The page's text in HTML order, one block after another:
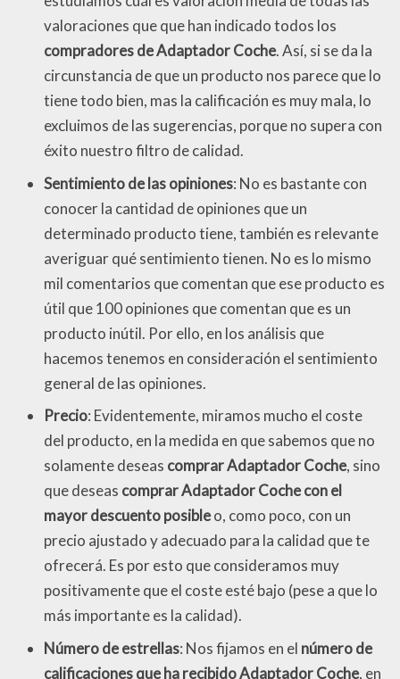
valoraciones que que han indicado todos los
compradores de Adaptador Coche. Así, si se da la
circunstancia de que un producto nos parece que lo
tiene todo bien, mas la calificación es muy mala, lo
excluimos de las sugerencias, porque no supera con
éxito nuestro filtro de calidad.
Sentimiento de las opiniones: No es bastante con
conocer la cantidad de opiniones que un
determinado producto tiene, también es relevante
averiguar qué sentimiento tienen. No es lo mismo
mil comentarios que comentan que ese producto es
útil que 100 opiniones que comentan que es un
producto inútil. Por ello, en los análisis que
hacemos tenemos en consideración el sentimiento
general de las opiniones.
Precio: Evidentemente, miramos mucho el coste
del producto, en la medida en que sabemos que no
solamente deseas comprar Adaptador Coche, sino
que deseas comprar Adaptador Coche con el
mayor descuento posibleo, como poco, con un
precio ajustado y adecuado para la calidad que te
ofrecerá. Es por esto que consideramos muy
positivamente que el coste esté bajo (pese a que lo
más importante es la calidad).
Número de estrellas: Nos fijamos en el número de
calificaciones que ha recibido Adaptador Coche, en